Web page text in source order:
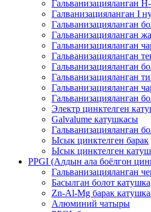
Гальванизацияланган
Галванизацияланган I
Гальванизацияланган
Гальванизацияланган
Гальванизацияланган
Гальванизацияланган
Гальванизацияланган
Гальванизацияланган
Гальванизацияланган
Гальванизацияланган
Электр цинктелген
Galvalume катушкасы
Гальванизацияланган
Ысык цинктелген барак
Ысык цинктелген
PPGI (Алдын ала боёлгон
Гальванизацияланган
Басылган болот катушка
Zn-Al-Mg барак
Алюминий чатыры